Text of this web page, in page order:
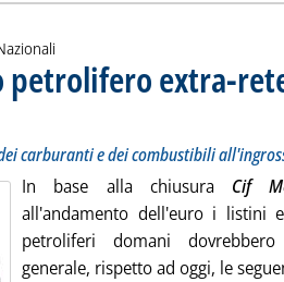
petrolifero extra-
Le variazioni sui prezzi Siva dei carburanti e dei
giovedì 29 dicembre 2016 alle 9.26.
carburanti e dei combustibili
In base alla chiusura Cif
all'andamento dell'euro i listini
petroliferi domani
generale, rispetto ad oggi, le